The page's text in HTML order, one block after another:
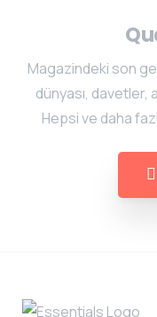
Magazindeki son
dünyası, davetler,
Hepsi ve daha